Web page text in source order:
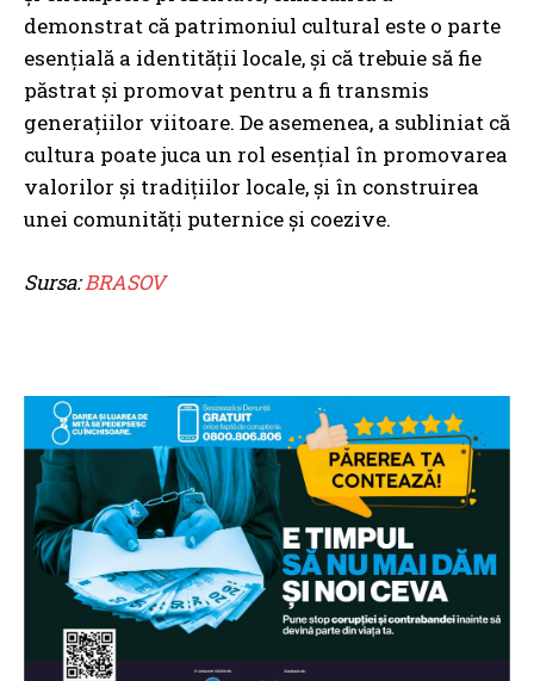
demonstrat că patrimoniul cultural este o parte
esențială a identității locale, și că trebuie să fie
păstrat și promovat pentru a fi transmis
generațiilor viitoare. De asemenea, a subliniat că
cultura poate juca un rol esențial în promovarea
valorilor și tradițiilor locale, și în construirea
unei comunități puternice și coezive.
Sursa:BRASOV